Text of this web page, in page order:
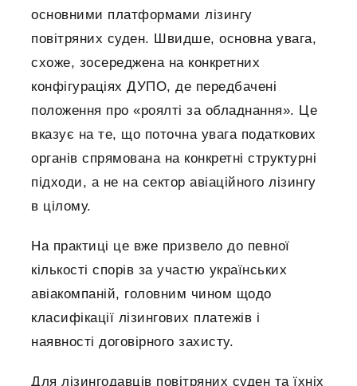
основними платформами лізингу
повітряних суден. Швидше, основна увага,
схоже, зосереджена на конкретних
конфігураціях ДУПО, де передбачені
положення про «роялті за обладнання». Це
вказує на те, що поточна увага податкових
органів спрямована на конкретні структурні
підходи, а не на сектор авіаційного лізингу
в цілому.
На практиці це вже призвело до певної
кількості спорів за участю українських
авіакомпаній, головним чином щодо
класифікації лізингових платежів і
наявності договірного захисту.
Для лізингодавців повітряних суден та їхніх